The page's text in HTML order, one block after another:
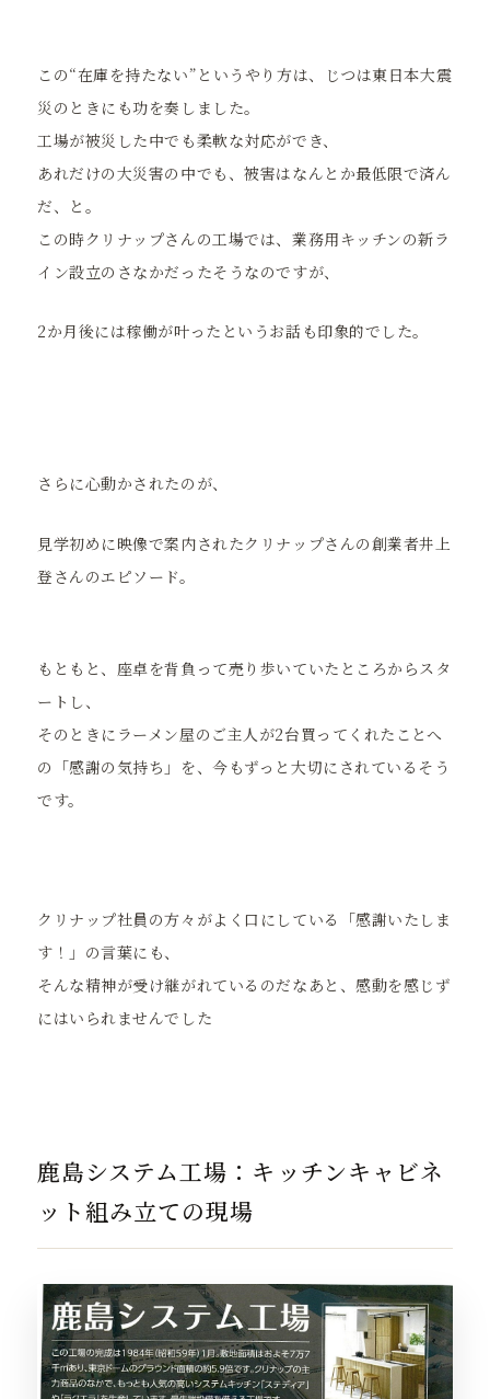
この“在庫を持たない”というやり方は、じつは東日本大震
災のときにも功を奏しました。
工場が被災した中でも柔軟な対応ができ、
あれだけの大災害の中でも、被害はなんとか最低限で済ん
だ、と。
この時クリナップさんの工場では、業務用キッチンの新ラ
イン設立のさなかだったそうなのですが、
2か月後には稼働が叶ったというお話も印象的でした。
さらに心動かされたのが、
見学初めに映像で案内されたクリナップさんの創業者井上
登さんのエピソード。
もともと、座卓を背負って売り歩いていたところからスタ
ートし、
そのときにラーメン屋のご主人が2台買ってくれたことへ
の「感謝の気持ち」を、今もずっと大切にされているそう
です。
クリナップ社員の方々がよく口にしている「感謝いたしま
す！」の言葉にも、
そんな精神が受け継がれているのだなあと、感動を感じず
にはいられませんでした
鹿島システム工場：キッチンキャビネ
ット組み立ての現場